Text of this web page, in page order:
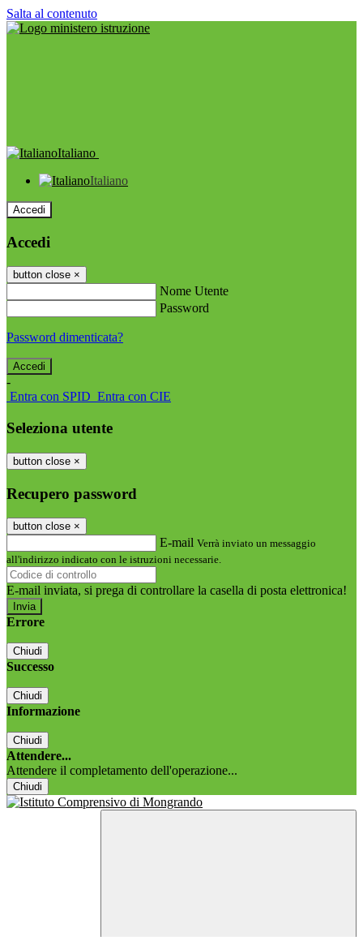
Salta al contenuto
Italiano
Italiano
Accedi
Accedi
button close ×
Nome Utente
Password
Password dimenticata?
-
Entra con SPID Entra con CIE
Seleziona utente
button close ×
Recupero password
button close ×
E-mail Verrà inviato un messaggio
all'indirizzo indicato con le istruzioni necessarie.
E-mail inviata, si prega di controllare la casella di posta elettronica!
Errore
Chiudi
Successo
Chiudi
Informazione
Chiudi
Attendere...
Attendere il completamento dell'operazione...
Chiudi